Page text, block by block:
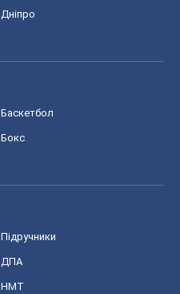
Дніпро
Баскетбол
Бокс
Підручники
ДПА
НМТ